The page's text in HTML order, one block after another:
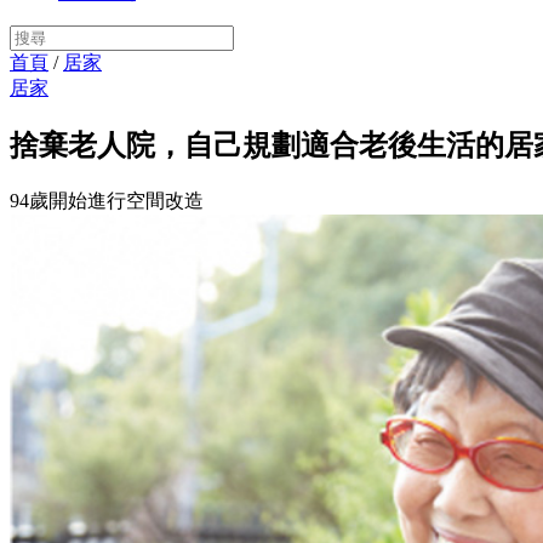
首頁 / 居家
居家
捨棄老人院，自己規劃適合老後生活的居
94歲開始進行空間改造